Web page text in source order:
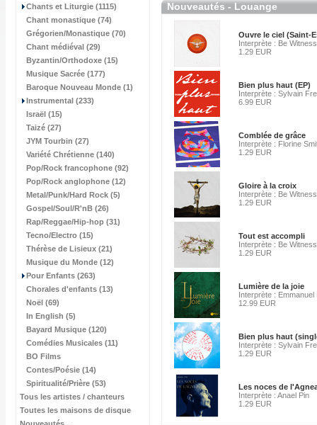
Chants et Liturgie (1115)
Chant monastique (74)
Grégorien/Monastique (70)
Chant médiéval (29)
Byzantin/Orthodoxe (15)
Musique Sacrée (177)
Baroque Nouveau Monde (1)
Instrumental (233)
Israël (15)
Taizé (27)
JYM Tourbin (27)
Variété Chrétienne (140)
Pop/Rock francophone (92)
Pop/Rock anglophone (12)
Metal/Punk/Hard Rock (5)
Gospel/Soul/R'nB (26)
Rap/Reggae/Hip-hop (31)
Tecno/Electro (15)
Thérèse de Lisieux (21)
Musique du Monde (12)
Pour Enfants (263)
Chorales d'enfants (13)
Noël (69)
In English (5)
Bayard Musique (120)
Comédies Musicales (11)
BO Films
Contes/Poésie (14)
Spiritualité/Prière (53)
Tous les artistes / chanteurs
Toutes les maisons de disque
Nouveautés - Louange
Ouvre le ciel (Saint-
Interprète : Be Witness
1.29 EUR
Bien plus haut (EP)
Interprète : Sylvain
6.99 EUR
Comblée de grâce
Interprète : Florine
1.29 EUR
Gloire à la croix
Interprète : Be Witness
1.29 EUR
Tout est accompli
Interprète : Be Witness
1.29 EUR
Lumière de la joie
Interprète : Emmanuel
12.99 EUR
Bien plus haut
Interprète : Sylvain
1.29 EUR
Les noces de
Interprète : Anael Pin
1.29 EUR